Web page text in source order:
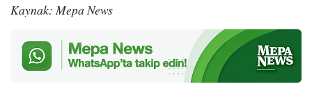
Kaynak: Mepa News